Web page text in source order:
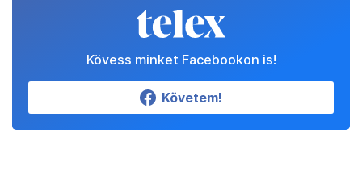
Kövess minket Facebookon is!
Követem!